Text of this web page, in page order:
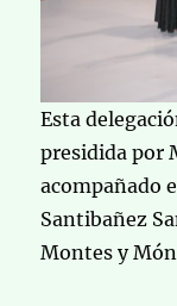
Esta
presidida por
acompañado
Santibañez
Montes y